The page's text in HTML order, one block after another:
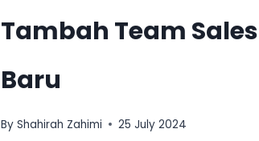
Tambah Team Sales
Baru
By Shahirah Zahimi 25 July 2024